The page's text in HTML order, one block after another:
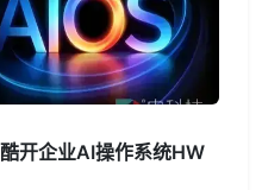
开企业AI操作系统HW